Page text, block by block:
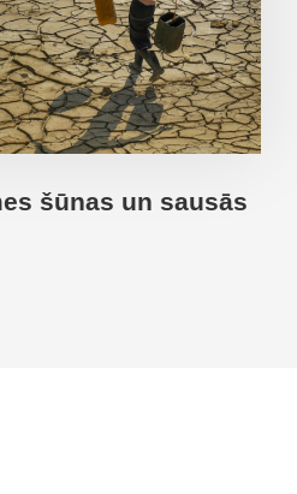
šūnas un sausās